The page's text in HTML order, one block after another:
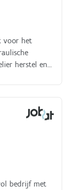
voor het
herstel en
bedrijf met